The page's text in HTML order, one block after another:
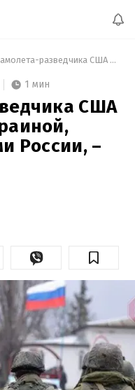
Два самолета-разведчика США пролетели над Украиной, следят за войсками России, – Forbes
1 мин
США
России, –